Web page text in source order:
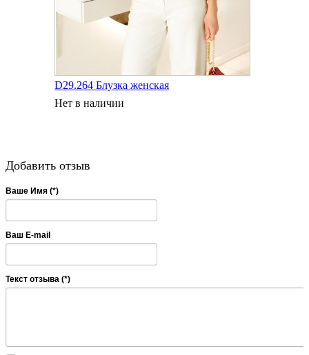
D29.264 Блузка женская
Нет в наличии
Добавить отзыв
Ваше Имя (*)
Ваш E-mail
Текст отзыва (*)